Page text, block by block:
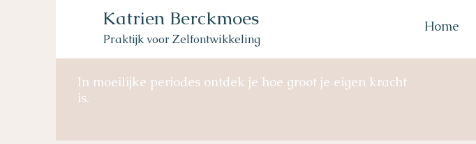
Katrien Berckmoes
Praktijk voor Zelfontwikkeling
Home
In moeilijke periodes ontdek je hoe groot je eigen kracht
is.